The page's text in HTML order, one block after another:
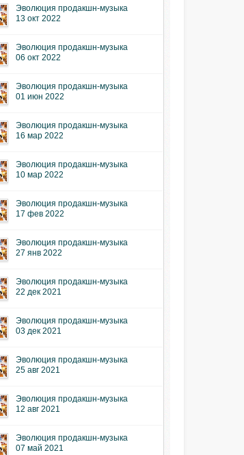
Эволюция продакшн-музыка
13 окт 2022
Эволюция продакшн-музыка
06 окт 2022
Эволюция продакшн-музыка
01 июн 2022
Эволюция продакшн-музыка
16 мар 2022
Эволюция продакшн-музыка
10 мар 2022
Эволюция продакшн-музыка
17 фев 2022
Эволюция продакшн-музыка
27 янв 2022
Эволюция продакшн-музыка
22 дек 2021
Эволюция продакшн-музыка
03 дек 2021
Эволюция продакшн-музыка
25 авг 2021
Эволюция продакшн-музыка
12 авг 2021
Эволюция продакшн-музыка
07 май 2021